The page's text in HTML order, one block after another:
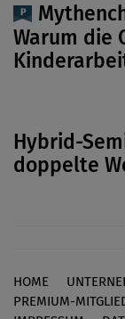
Warum die
Hybrid-
doppelte
Footer
HOME
PREMIUM-